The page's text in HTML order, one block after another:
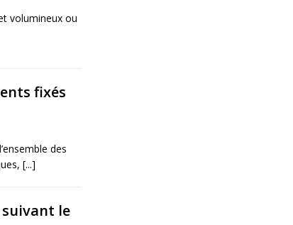
volumineux ou
fixés
des
[...]
le